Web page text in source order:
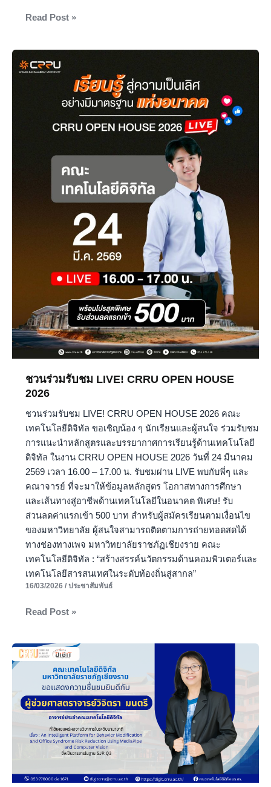
Read Post »
ชวนร่วมรับชม LIVE! CRRU OPEN HOUSE
2026
ชวนร่วมรับชม LIVE! CRRU OPEN HOUSE 2026 คณะ
เทคโนโลยีดิจิทัล ขอเชิญน้อง ๆ นักเรียนและผู้สนใจ ร่วมรับชม
การแนะนำหลักสูตรและบรรยากาศการเรียนรู้ด้านเทคโนโลยี
ดิจิทัล ในงาน CRRU OPEN HOUSE 2026 วันที่ 24 มีนาคม
2569 เวลา 16.00 – 17.00 น. รับชมผ่าน LIVE พบกับพี่ๆ และ
คณาจารย์ ที่จะมาให้ข้อมูลหลักสูตร โอกาสทางการศึกษา
และเส้นทางสู่อาชีพด้านเทคโนโลยีในอนาคต พิเศษ! รับ
ส่วนลดค่าแรกเข้า 500 บาท สำหรับผู้สมัครเรียนตามเงื่อนไข
ของมหาวิทยาลัย ผู้สนใจสามารถติดตามการถ่ายทอดสดได้
ทางช่องทางเพจ มหาวิทยาลัยราชภัฏเชียงราย คณะ
เทคโนโลยีดิจิทัล : “สร้างสรรค์นวัตกรรมด้านคอมพิวเตอร์และ
เทคโนโลยีสารสนเทศในระดับท้องถิ่นสู่สากล”
16/03/2026 / ประชาสัมพันธ์
ร่วม
HOUSE
Read Post »
คณะ
ดิจิทัล
ขอ
แสดง
ยินดี
ช่วย